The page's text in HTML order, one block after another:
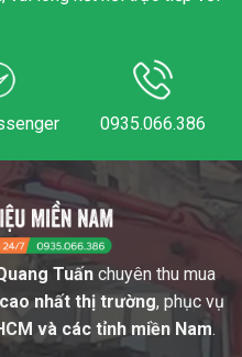
0935.066.386
Tuấn chuyên thu mua
nhất thị trường, phục vụ
và các tỉnh miền Nam.